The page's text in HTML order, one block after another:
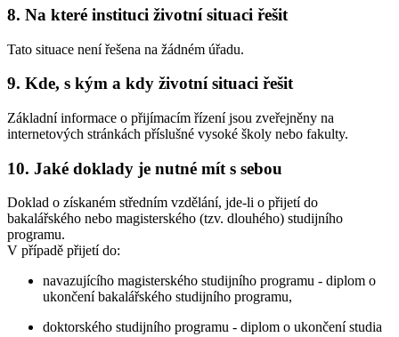
8. Na které instituci životní situaci řešit
Tato situace není řešena na žádném úřadu.
9. Kde, s kým a kdy životní situaci řešit
Základní informace o přijímacím řízení jsou zveřejněny na
internetových stránkách příslušné vysoké školy nebo fakulty.
10. Jaké doklady je nutné mít s sebou
Doklad o získaném středním vzdělání, jde-li o přijetí do
bakalářského nebo magisterského (tzv. dlouhého) studijního
programu.
V případě přijetí do:
navazujícího magisterského studijního programu - diplom o
ukončení bakalářského studijního programu,
doktorského studijního programu - diplom o ukončení studia